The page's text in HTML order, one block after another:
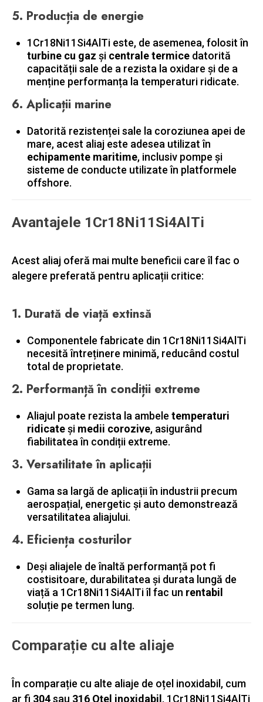
5. Producția de energie
1Cr18Ni11Si4AlTi este, de asemenea, folosit în
turbine cu gaz şi centrale termice datorită
capacității sale de a rezista la oxidare și de a
menține performanța la temperaturi ridicate.
6. Aplicații marine
Datorită rezistenței sale la coroziunea apei de
mare, acest aliaj este adesea utilizat în
echipamente maritime, inclusiv pompe și
sisteme de conducte utilizate în platformele
offshore.
Avantajele 1Cr18Ni11Si4AlTi
Acest aliaj oferă mai multe beneficii care îl fac o
alegere preferată pentru aplicații critice:
1. Durată de viață extinsă
Componentele fabricate din 1Cr18Ni11Si4AlTi
necesită întreținere minimă, reducând costul
total de proprietate.
2. Performanță în condiții extreme
Aliajul poate rezista la ambele temperaturi
ridicateşi medii corozive, asigurând
fiabilitatea în condiții extreme.
3. Versatilitate în aplicații
Gama sa largă de aplicații în industrii precum
aerospațial, energetic și auto demonstrează
versatilitatea aliajului.
4. Eficiența costurilor
Deși aliajele de înaltă performanță pot fi
costisitoare, durabilitatea și durata lungă de
viață a 1Cr18Ni11Si4AlTi îl fac un rentabil
soluție pe termen lung.
Comparație cu alte aliaje
În comparație cu alte aliaje de oțel inoxidabil, cum
ar fi 304sau 316 Oțel inoxidabil , 1Cr18Ni11Si4AlTi